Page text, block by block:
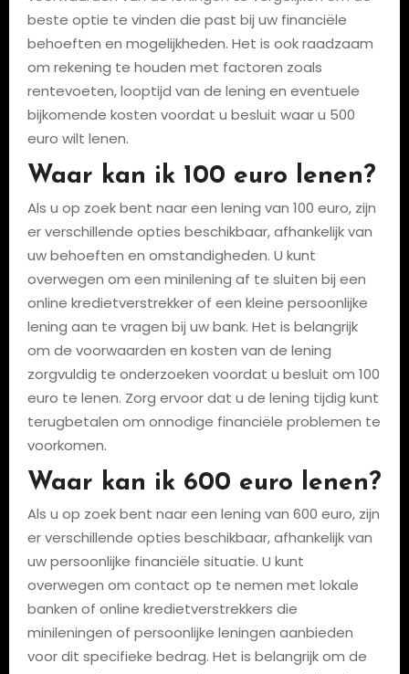
beste optie te vinden die past bij uw financiële
behoeften en mogelijkheden. Het is ook raadzaam
om rekening te houden met factoren zoals
rentevoeten, looptijd van de lening en eventuele
bijkomende kosten voordat u besluit waar u 500
euro wilt lenen.
Waar kan ik 100 euro lenen?
Als u op zoek bent naar een lening van 100 euro, zijn
er verschillende opties beschikbaar, afhankelijk van
uw behoeften en omstandigheden. U kunt
overwegen om een minilening af te sluiten bij een
online kredietverstrekker of een kleine persoonlijke
lening aan te vragen bij uw bank. Het is belangrijk
om de voorwaarden en kosten van de lening
zorgvuldig te onderzoeken voordat u besluit om 100
euro te lenen. Zorg ervoor dat u de lening tijdig kunt
terugbetalen om onnodige financiële problemen te
voorkomen.
Waar kan ik 600 euro lenen?
Als u op zoek bent naar een lening van 600 euro, zijn
er verschillende opties beschikbaar, afhankelijk van
uw persoonlijke financiële situatie. U kunt
overwegen om contact op te nemen met lokale
banken of online kredietverstrekkers die
minileningen of persoonlijke leningen aanbieden
voor dit specifieke bedrag. Het is belangrijk om de